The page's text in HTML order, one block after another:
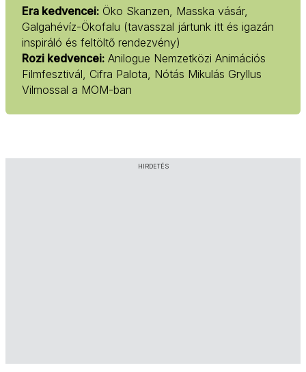
Era kedvencei: Öko Skanzen, Masska vásár,
Galgahévíz-Ökofalu (tavasszal jártunk itt és igazán
inspiráló és feltöltő rendezvény)
Rozi kedvencei: Anilogue Nemzetközi Animációs
Filmfesztivál, Cifra Palota, Nótás Mikulás Gryllus
Vilmossal a MOM-ban
HIRDETÉS